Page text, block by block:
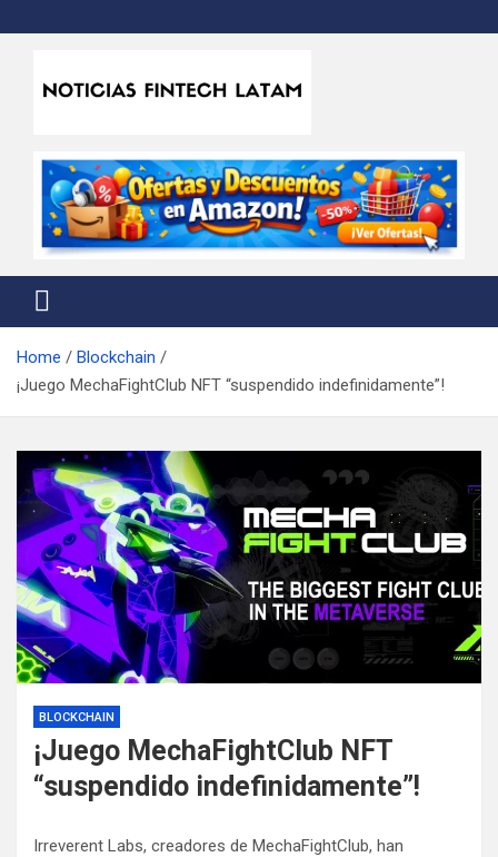
to
Noticias Fintech Latam
Home
Blockchain
¡Juego MechaFightClub NFT “suspendido indefinidamente”!
BLOCKCHAIN
¡Juego MechaFightClub NFT
“suspendido indefinidamente”!
Irreverent Labs, creadores de MechaFightClub, han